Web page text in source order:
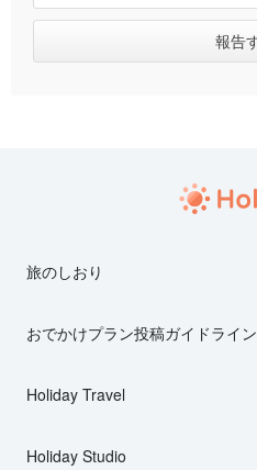
旅のしおり
おでかけプラン投稿ガイドライン
Holiday Travel
Holiday Studio